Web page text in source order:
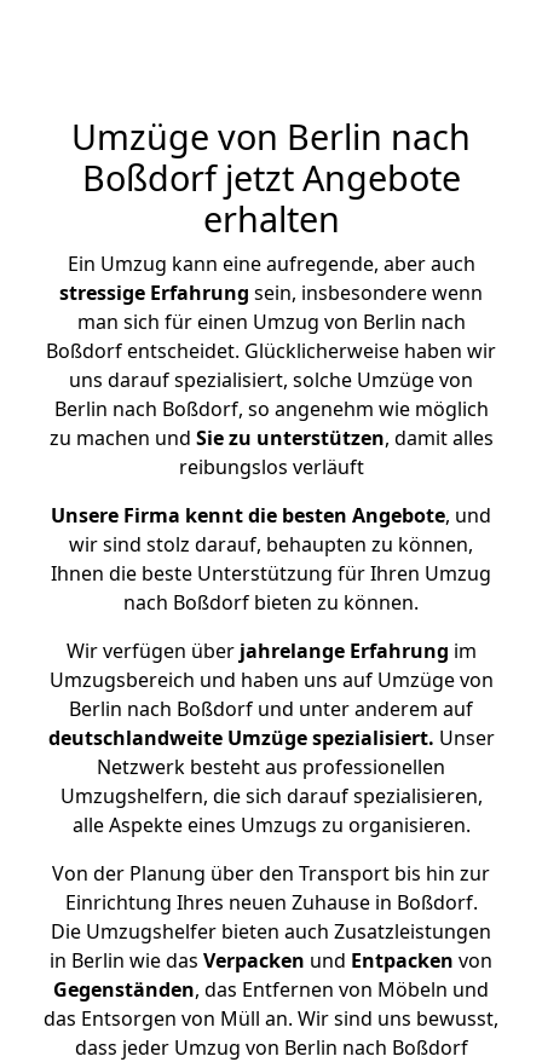
Umzüge von Berlin nach
Boßdorf jetzt Angebote
erhalten
Ein Umzug kann eine aufregende, aber auch
stressige Erfahrung sein, insbesondere wenn
man sich für einen Umzug von Berlin nach
Boßdorf entscheidet. Glücklicherweise haben wir
uns darauf spezialisiert, solche Umzüge von
Berlin nach Boßdorf, so angenehm wie möglich
zu machen und Sie zu unterstützen, damit alles
reibungslos verläuft
Unsere Firma kennt die besten Angebote, und
wir sind stolz darauf, behaupten zu können,
Ihnen die beste Unterstützung für Ihren Umzug
nach Boßdorf bieten zu können.
Wir verfügen überjahrelange Erfahrung im
Umzugsbereich und haben uns auf Umzüge von
Berlin nach Boßdorf und unter anderem auf
deutschlandweite Umzüge spezialisiert. Unser
Netzwerk besteht aus professionellen
Umzugshelfern, die sich darauf spezialisieren,
alle Aspekte eines Umzugs zu organisieren.
Von der Planung über den Transport bis hin zur
Einrichtung Ihres neuen Zuhause in Boßdorf.
Die Umzugshelfer bieten auch Zusatzleistungen
in Berlin wie das Verpacken und Entpacken von
Gegenständen, das Entfernen von Möbeln und
das Entsorgen von Müll an. Wir sind uns bewusst,
dass jeder Umzug von Berlin nach Boßdorf